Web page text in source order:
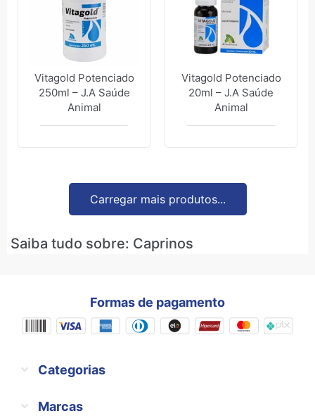
Vitagold Potenciado
250ml – J.A Saúde
Animal
Vitagold Potenciado
20ml – J.A Saúde
Animal
Carregar mais produtos...
Saiba tudo sobre: Caprinos
Formas de pagamento
Categorias
Marcas